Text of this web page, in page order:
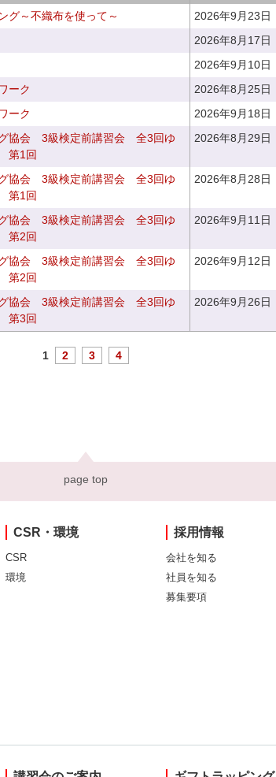
グ～不織布を使って～ 2026年9月23日
2026年8月17日
2026年9月10日
ーク 2026年8月25日
ーク 2026年9月18日
協会 3級検定前講習会 全3回ゆ
第1回
2026年8月29日
協会 3級検定前講習会 全3回ゆ
第1回
2026年8月28日
協会 3級検定前講習会 全3回ゆ
第2回
2026年9月11日
協会 3級検定前講習会 全3回ゆ
第2回
2026年9月12日
協会 3級検定前講習会 全3回ゆ
第3回
2026年9月26日
1 2 3 4
page top
CSR・環境
CSR
環境
採用情報
会社を知る
社員を知る
募集要項